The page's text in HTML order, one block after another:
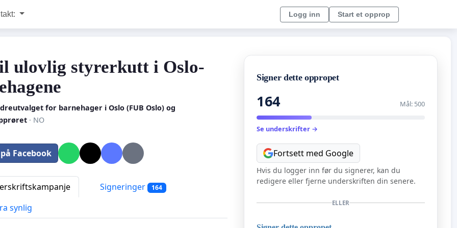
Logg inn Start et opprop
ulovlig styrerkutt i Oslo-
for barnehager i Oslo (FUB Oslo) og
· NO
Facebook
Signeringer 164
synlig
Signer dette oppropet
164 Mål: 500
Se underskrifter →
Fortsett med Google
Hvis du logger inn før du signerer, kan du
redigere eller fjerne underskriften din senere.
ELLER